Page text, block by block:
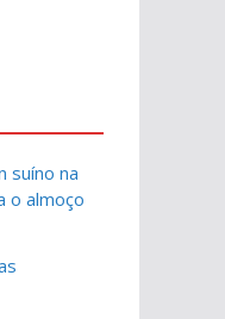
suíno na
o almoço